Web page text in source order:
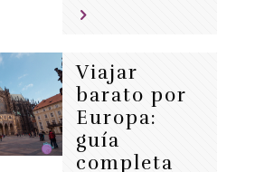
Viajar
barato por
Europa:
guía
completa